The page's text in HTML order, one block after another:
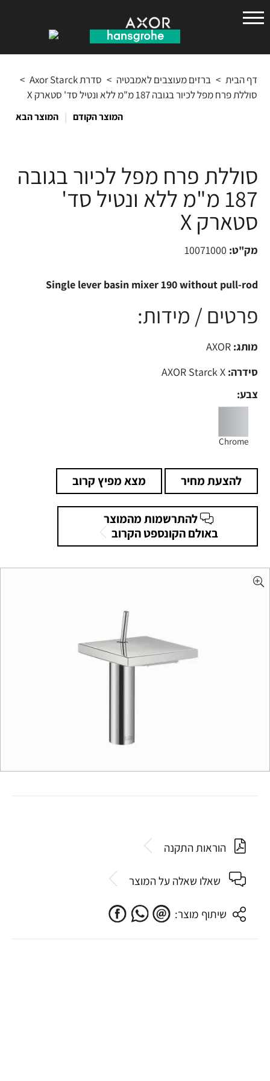
גרואה
דף הבית > ברזים מעוצבים לאמבטיה > סדרת Axor Starck
>
סוללת פרח מפל לכיור בגובה 187 מ"מ ללא ונטיל סד' סטארק X
המוצר הקודם | המוצר הבא
סוללת פרח מפל לכיור בגובה
187 מ"מ ללא ונטיל סד'
סטארק X
מק"ט: 10071000
Single lever basin mixer 190 without pull-rod
פרטים / מידות:
מותג:
סידרה:
צבע:
Chrome
להצעת מחיר מצא מפיץ קרוב
להתרשמות מהמוצר
באולם הקונספט הקרוב
הוראות התקנה
שאלו שאלה על המוצר
שיתוף מוצר: